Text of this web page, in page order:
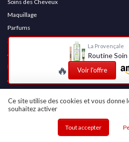
La Provençale
Routine Soin
🔥 Voir l'offre
Soins des Cheveux
Maquillage
Parfums
Soins Solaires
Accessoires Beauté
Produits Naturels et Bio
Appareils de soin du visage
Épilation et lumière pulsée
Dispositifs capillaires technologiques
Manucure et pédicure professionnelles
Ce site utilise des cookies et vous donne
souhaitez activer
Tout accepter